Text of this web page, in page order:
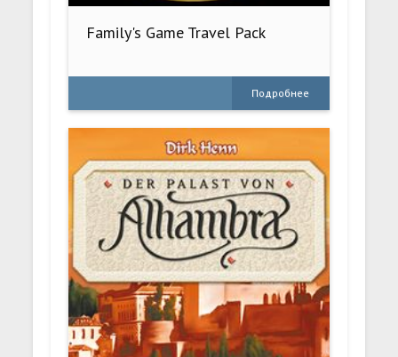
Family's Game Travel Pack
Подробнее